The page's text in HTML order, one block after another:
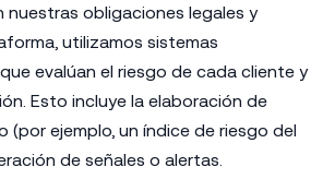
nuestras obligaciones legales y
utilizamos sistemas
evalúan el riesgo de cada cliente y
Esto incluye la elaboración de
(por ejemplo, un índice de riesgo del
de señales o alertas.